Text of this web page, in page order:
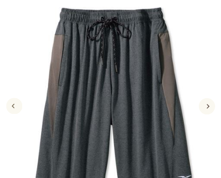
ジュニア・ティーンズ下着
メンズファッション
家電・雑貨すべて
キッチン・雑貨・日用品
寝具・インテリア・家具
寝具・インテリア・家具通販すべて
寝具・ベッド
カーテン・ラグ・ファブリック
美容・健康通販すべて
美容・健康・サプリメント
制服・スクール
制服・スクールすべて
制服・学生服
ジュニア・ティーンズ下着
大きいサイズ
大きいサイズ通販すべて
大きいサイズ レディース服
バーゲン
バーゲンセール
シークレットセール
詳細検索
商品カテゴリ一覧
ジュニア・ティーンズ下着
キッチン・雑貨・日用品
寝具・インテリア・家具通販すべて
寝具・ベッド
カーテン・ラグ・ファブリック
美容・健康通販すべて
美容・健康・サプリメント
制服・スクール
制服・スクールすべて
制服・学生服
ジュニア・ティーンズ下着
大きいサイズ
大きいサイズ通販すべて
大きいサイズ レディース服
大きいサイズ レディース下着
大きいサイズ メンズ
バーゲンセール
シークレットセール
詳細検索
商品カテゴリ一覧
カタログ